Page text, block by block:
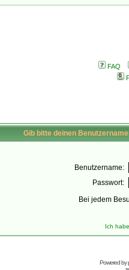
FAQ
Gib bitte deinen
Benutzername:
Passwort:
Bei jedem
Ich
Powered by